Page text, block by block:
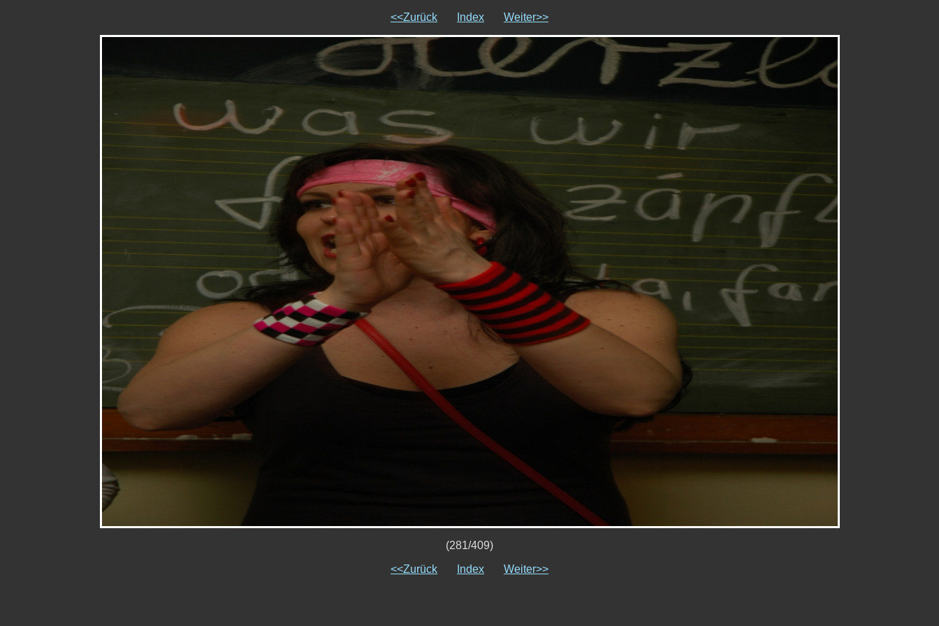
<<Zurück Index Weiter>>
(281/409)
<<Zurück
Index Weiter>>